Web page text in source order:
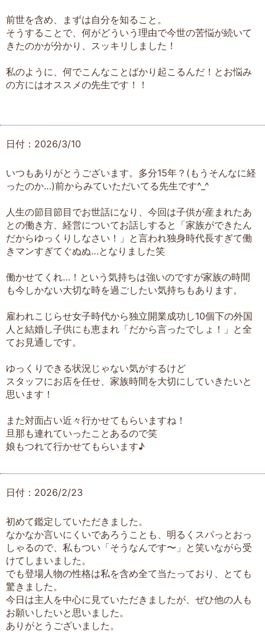
前世を含め、まずは自分を知ること。
そうすることで、何がどういう理由で今世の苦悩が続いて
きたのかが分かり、スッキリしました！
私のように、何でこんなことばかり起こるんだ！とお悩み
の方にはオススメの先生です！！
日付：2026/3/10
いつもありがとうございます。多分15年？(もうそんなに経
ったのか…)前からみていただいてる先生です^_^
人生の節目節目でお世話になり、今回は子供が産まれたあ
との働き方、経営についてお話しすると「家族ができたん
だからゆっくりしなさい！」と言われ独身時代長すぎて働
きマンすぎてぐぬぬ…となりました笑
働かせてくれ…！という気持ちは強いのですが家族の時間
も今しかない大切な時を過ごしたい気持ちもあります。
雇われこじらせ女子時代から独立開業成功し10個下の外国
人と結婚し子供にも恵まれ「だから言ったでしょ！」と全
てお見通しです。
ゆっくりできる状況じゃない気がするけど
スタッフにお店を任せ、家族時間を大切にしていきたいと
思います！
また対面占い近々行かせてもらいますね！
旦那も連れていったことあるので笑
娘もつれて行かせてもらいます♪
日付：2026/2/23
初めて鑑定していただきました。
なかなか言いにくいであろうことも、明るくスパっとおっ
しゃるので、私もつい「そうなんです〜」と笑いながら受
けてしまいました。
でも登場人物の性格は私を含め全て当たっており、とても
驚きました。
今日は主人を中心に見ていただきましたが、ぜひ他の人も
お願いしたいと思いました。
ありがとうございました。